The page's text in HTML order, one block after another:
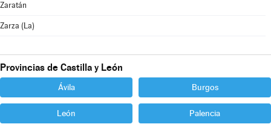
Zaratán
Zarza (La)
Provincias de Castilla y León
Ávila Burgos
León Palencia